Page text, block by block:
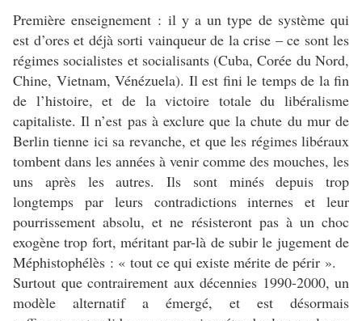
Première enseignement : il y a un type de système qui
est d’ores et déjà sorti vainqueur de la crise – ce sont les
régimes socialistes et socialisants (Cuba, Corée du Nord,
Chine, Vietnam, Vénézuela). Il est fini le temps de la fin
de l’histoire, et de la victoire totale du libéralisme
capitaliste. Il n’est pas à exclure que la chute du mur de
Berlin tienne ici sa revanche, et que les régimes libéraux
tombent dans les années à venir comme des mouches, les
uns après les autres. Ils sont minés depuis trop
longtemps par leurs contradictions internes et leur
pourrissement absolu, et ne résisteront pas à un choc
exogène trop fort, méritant par-là de subir le jugement de
Méphistophélès : « tout ce qui existe mérite de périr ».
Surtout que contrairement aux décennies 1990-2000, un
modèle alternatif a émergé, et est désormais